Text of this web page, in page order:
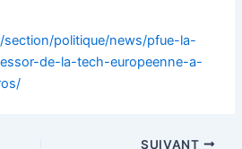
politique/news/pfue-la-
de-la-tech-europeenne-a-
SUIVANT